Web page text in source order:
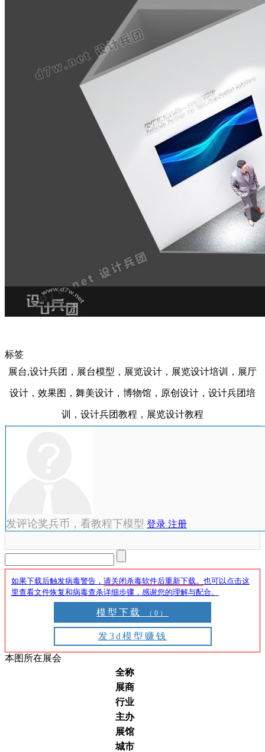
标签
展台,设计兵团，展台模型，展览设计，展览设计培训，展厅
设计，效果图，舞美设计，博物馆，原创设计，设计兵团培
训，设计兵团教程，展览设计教程
发评论奖兵币，看教程下模型 登录 注册
如果下载后触发病毒警告， 请关闭杀毒软件后重新下载。 也可以点击这
里查看文件恢复和病毒查杀详细步骤，感谢您的理解与配合。
模型下载 （0）
发3d模型赚钱
本图所在展会
全称
展商
行业
主办
展馆
城市